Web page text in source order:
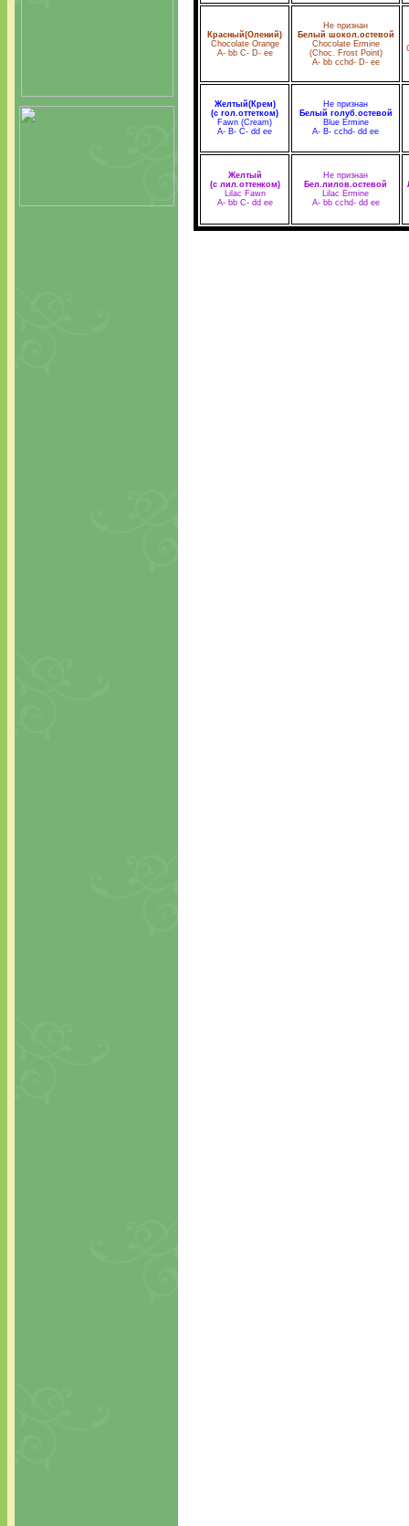
Красный(Олений)
Chocolate Orange
A- bb C- D- ee
Не признан
Белый шокол.остевой
Chocolate Ermine
(Choc. Frost Point)
A- bb cchd- D- ee
Желтый(Крем)
(с гол.оттетком)
Fawn (Cream)
A- B- C- dd ee
Не признан
Белый голуб.остевой
Blue Ermine
A- B- cchd- dd ee
Желтый
(с лил.оттенком)
Lilac Fawn
A- bb C- dd ee
Не признан
Бел.лилов.остевой
Lilac Ermine
A- bb cchd- dd ee